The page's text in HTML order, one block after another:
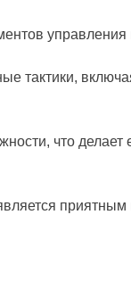
тактики,
что делает